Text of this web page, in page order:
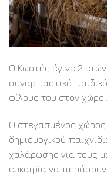
Ο Κωστής έγινε 2
συναρπαστικό
φίλους του στον χώρο
Ο στεγασμένος
δημιουργικού
χαλάρωσης για τους
ευκαιρία να